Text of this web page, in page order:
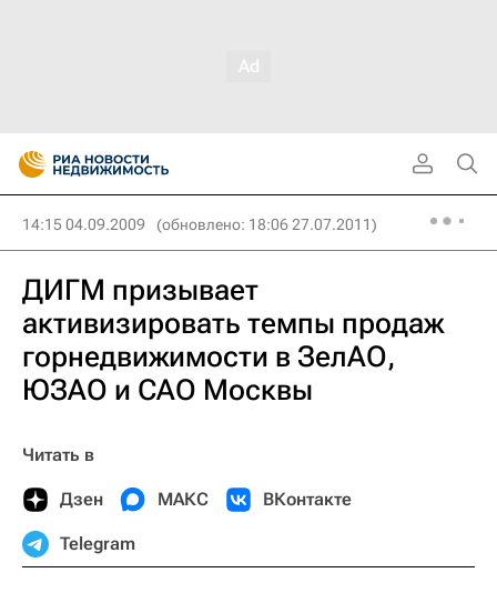
14:15 04.09.2009 (обновлено: 18:06 27.07.2011)
ДИГМ призывает
активизировать темпы продаж
горнедвижимости в ЗелАО,
ЮЗАО и САО Москвы
Читать в
Дзен МАКС ВКонтакте
Telegram